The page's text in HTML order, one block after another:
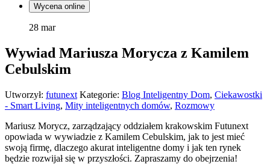
Wycena online
28 mar
Wywiad Mariusza Morycza z Kamilem
Cebulskim
Utworzył: futunext Kategorie: Blog Inteligentny Dom, Ciekawostki
- Smart Living, Mity inteligentnych domów, Rozmowy
Mariusz Morycz, zarządzający oddziałem krakowskim Futunext
opowiada w wywiadzie z Kamilem Cebulskim, jak to jest mieć
swoją firmę, dlaczego akurat inteligentne domy i jak ten rynek
będzie rozwijał się w przyszłości. Zapraszamy do obejrzenia!